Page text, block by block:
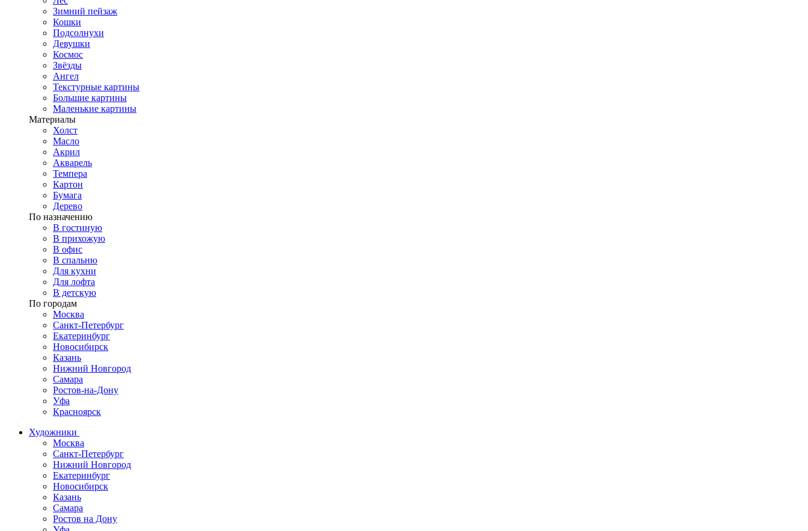
Зимний пейзаж
Кошки
Подсолнухи
Девушки
Космос
Звёзды
Ангел
Текстурные картины
Большие картины
Маленькие картины
Материалы
Холст
Масло
Акрил
Акварель
Темпера
Картон
Бумага
Дерево
По назначению
В гостиную
В прихожую
В офис
В спальню
Для кухни
Для лофта
В детскую
По городам
Москва
Санкт-Петербург
Екатеринбург
Новосибирск
Казань
Нижний Новгород
Самара
Ростов-на-Дону
Уфа
Красноярск
Художники
Москва
Санкт-Петербург
Нижний Новгород
Екатеринбург
Новосибирск
Казань
Самара
Ростов на Дону